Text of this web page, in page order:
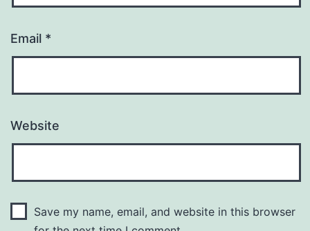
Email *
Website
Save my name, email, and website in this browser